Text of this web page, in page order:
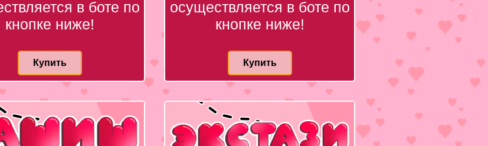
в боте по
кнопке ниже!
Купить
осуществляется в боте по
кнопке ниже!
Купить